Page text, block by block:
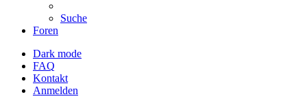
Suche
Foren
Dark mode
FAQ
Kontakt
Anmelden